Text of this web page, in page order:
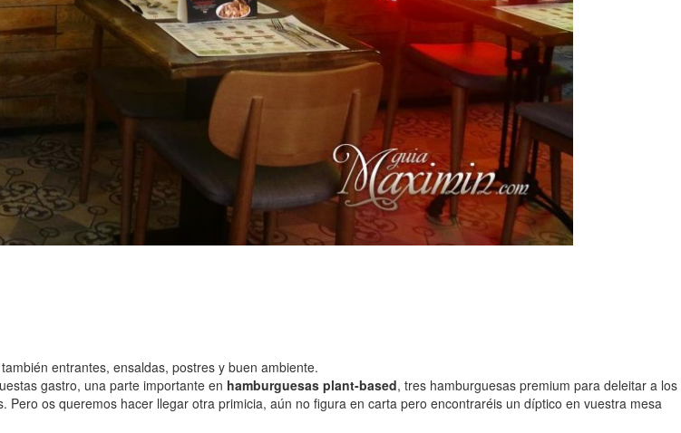
entrantes, ensaldas, postres y buen ambiente.
gastro, una parte importante en hamburguesas plant-based, tres hamburguesas premium para deleitar a los
os queremos hacer llegar otra primicia, aún no figura en carta pero encontraréis un díptico en vuestra mesa